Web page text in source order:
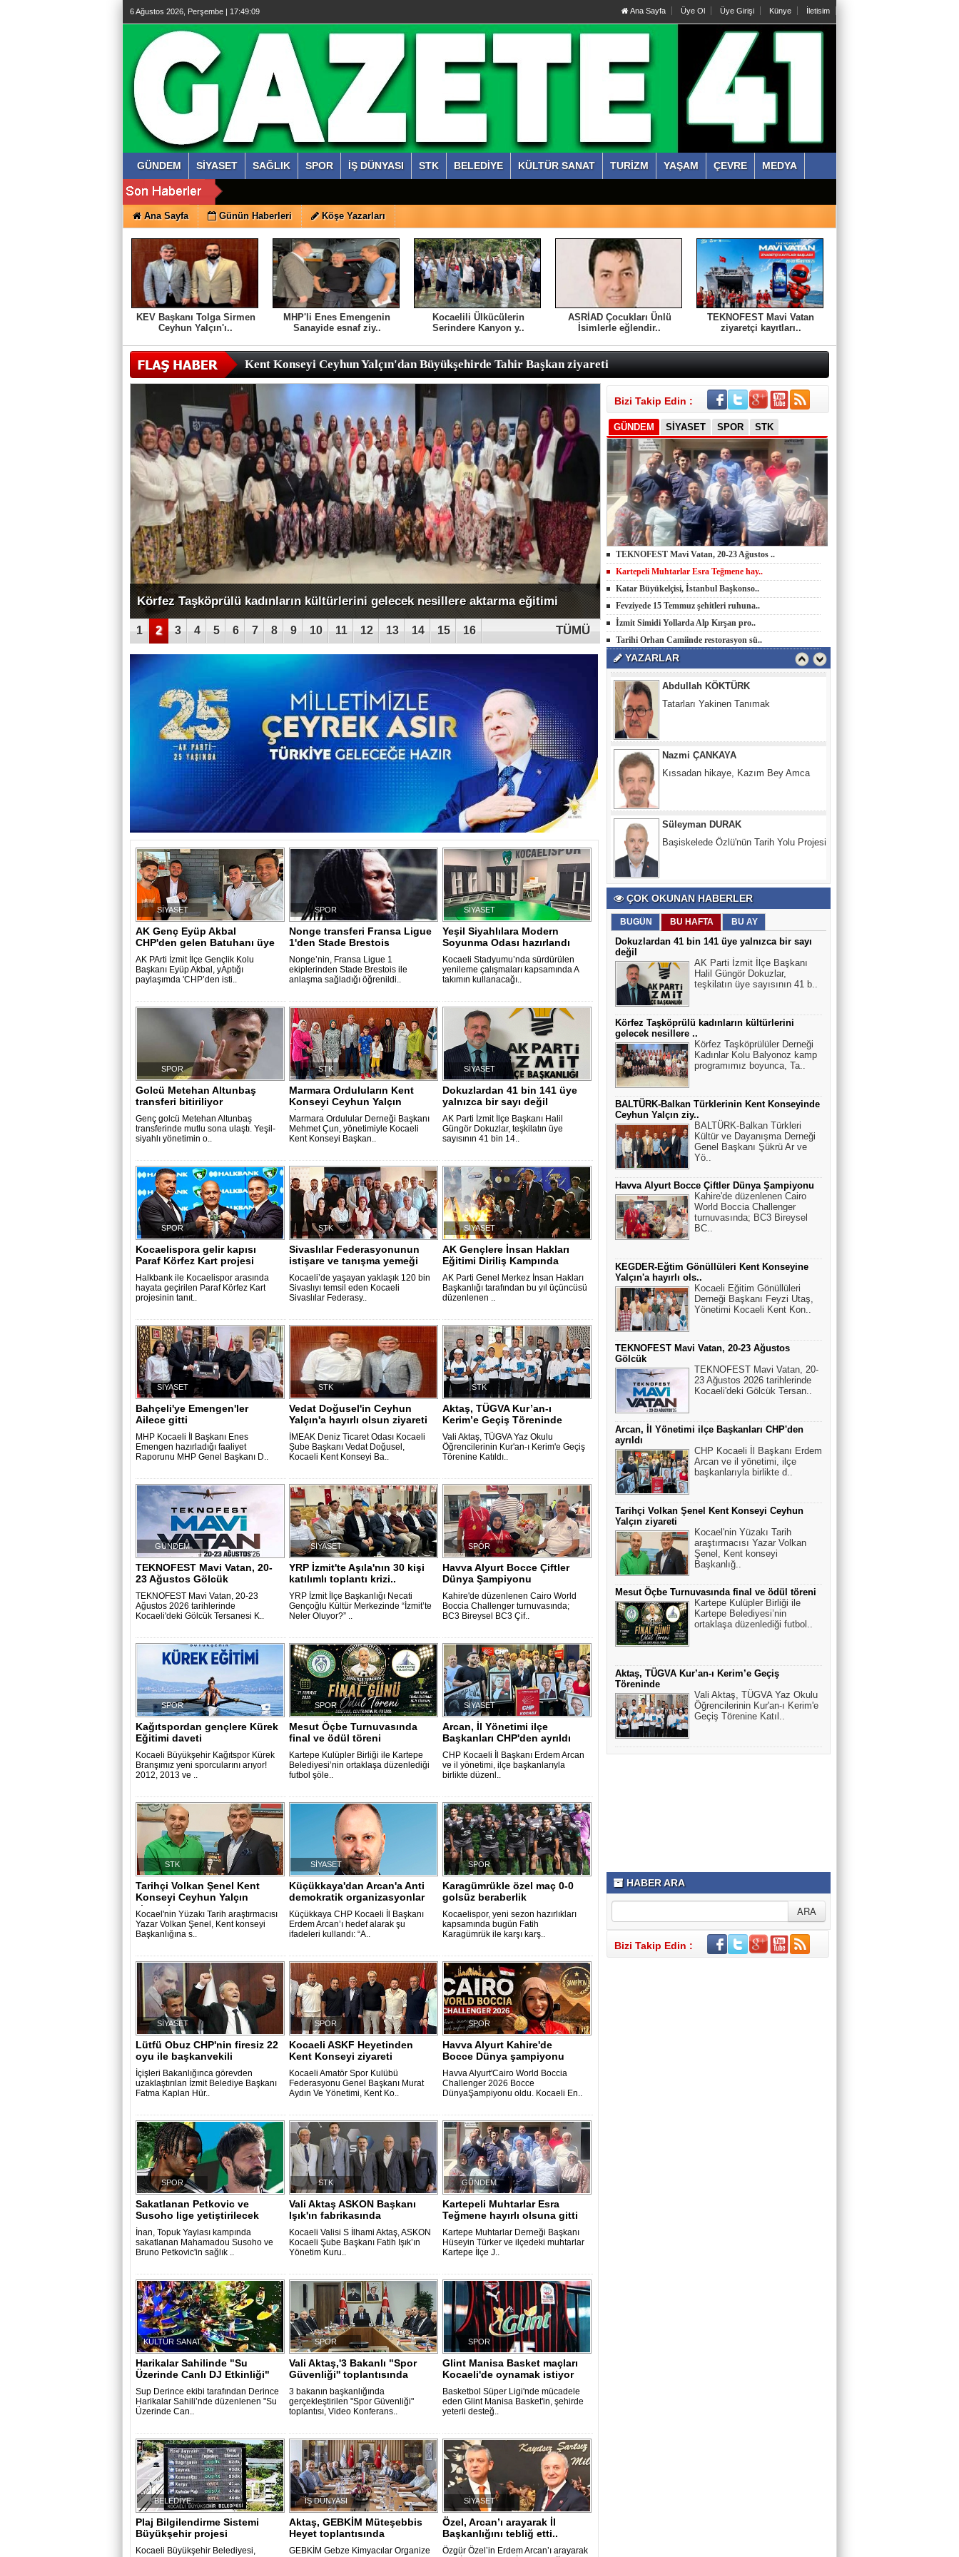
6 Ağustos 2026, Perşembe | 17:49:10 Ana Sayfa Üye Ol Üye Girişi Künye İletisim
GÜNDEM SİYASET SAĞLIK SPOR İŞ DÜNYASI STK BELEDİYE KÜLTÜR SANAT TURİZM YAŞAM ÇEVRE MEDYA
Ana Sayfa Günün Haberleri Köşe Yazarları
KEV Başkanı Tolga Sirmen
Ceyhun Yalçın'ı..
MHP'li Enes Emengenin
Sanayide esnaf ziy..
Kocaelili Ülkücülerin
Serindere Kanyon y..
ASRİAD Çocukları Ünlü
İsimlerle eğlendir..
TEKNOFEST Mavi Vatan
ziyaretçi kayıtları..
Kent Konseyi Ceyhun Yalçın'dan Büyükşehirde Tahir Başkan ziyareti
AK Kadınların Başkanları Özdemir ve Atabay Tepeköy Kadın Meclisinde
TÜMÜ
1 2 3 4 5 6 7 8 9 10 11 12 13 14 15 16
Bizi Takip Edin :
GÜNDEM SİYASET SPOR STK
TEKNOFEST Mavi Vatan, 20-23 Ağustos ..
Kartepeli Muhtarlar Esra Teğmene hay..
Katar Büyükelçisi, İstanbul Başkonso..
Fevziyede 15 Temmuz şehitleri ruhuna..
İzmit Simidi Yollarda Alp Kırşan pro..
Tarihi Orhan Camiinde restorasyon sü..
YAZARLAR
Abdullah KÖKTÜRK
Tatarları Yakinen Tanımak
Nazmi ÇANKAYA
Kıssadan hikaye, Kazım Bey Amca
Süleyman DURAK
Başiskelede Özlü'nün Tarih Yolu Projesi
Volkan ŞENEL Tarihçi-Yazar
Atatürk'ün Derince'deki Arkadaşı Cevat
Abbas Bey
Abdullah KÖKTÜRK
Tatarları Yakinen Tanımak
Nazmi ÇANKAYA
Kıssadan hikaye, Kazım Bey Amca
Süleyman DURAK
Başiskelede Özlü'nün Tarih Yolu Projesi
ÇOK OKUNAN HABERLER
BUGÜN BU HAFTA BU AY
Dokuzlardan 41 bin 141 üye yalnızca bir sayı
değil
AK Parti İzmit İlçe Başkanı
Halil Güngör Dokuzlar,
teşkilatın üye sayısının 41 b..
Körfez Taşköprülü kadınların kültürlerini
gelecek nesillere ..
Körfez Taşköprülüler Derneği
Kadınlar Kolu Balyonoz kamp
programımız boyunca, Ta..
BALTÜRK-Balkan Türklerinin Kent Konseyinde
Ceyhun Yalçın ziy..
BALTÜRK-Balkan Türkleri
Kültür ve Dayanışma Derneği
Genel Başkanı Şükrü Ar ve
Yö..
Havva Alyurt Bocce Çiftler Dünya Şampiyonu
Kahire'de düzenlenen Cairo
World Boccia Challenger
turnuvasında; BC3 Bireysel
BC..
KEGDER-Eğtim Gönüllüleri Kent Konseyine
Yalçın'a hayırlı ols..
Kocaeli Eğitim Gönüllüleri
Derneği Başkanı Feyzi Utaş,
Yönetimi Kocaeli Kent Kon..
TEKNOFEST Mavi Vatan, 20-23 Ağustos
Gölcük
TEKNOFEST Mavi Vatan, 20-
23 Ağustos 2026 tarihlerinde
Kocaeli'deki Gölcük Tersan..
Arcan, İl Yönetimi ilçe Başkanları CHP'den
ayrıldı
CHP Kocaeli İl Başkanı Erdem
Arcan ve il yönetimi, ilçe
başkanlarıyla birlikte d..
Tarihçi Volkan Şenel Kent Konseyi Ceyhun
Yalçın ziyareti
Kocael'nin Yüzakı Tarih
araştırmacısı Yazar Volkan
Şenel, Kent konseyi
Başkanlığ..
Mesut Öçbe Turnuvasında final ve ödül töreni
Kartepe Kulüpler Birliği ile
Kartepe Belediyesi’nin
ortaklaşa düzenlediği futbol..
Aktaş, TÜGVA Kur’an-ı Kerim’e Geçiş
Töreninde
Vali Aktaş, TÜGVA Yaz Okulu
Öğrencilerinin Kur'an-ı Kerim'e
Geçiş Törenine Katıl..
HABER ARA
Bizi Takip Edin :
AK Genç Eyüp Akbal
CHP'den gelen Batuhanı üye
yaptı
AK PArti İzmit İlçe Gençlik Kolu
Başkanı Eyüp Akbal, yAptığı
paylaşımda 'CHP’den isti..
SİYASET
Nonge transferi Fransa Ligue
1'den Stade Brestois
Nonge’nin, Fransa Ligue 1
ekiplerinden Stade Brestois ile
anlaşma sağladığı öğrenildi..
SPOR
Yeşil Siyahlılara Modern
Soyunma Odası hazırlandı
Kocaeli Stadyumu’nda sürdürülen
yenileme çalışmaları kapsamında A
takımın kullanacağı..
SİYASET
Golcü Metehan Altunbaş
transferi bitiriliyor
Genç golcü Metehan Altunbaş
transferinde mutlu sona ulaştı. Yeşil-
siyahlı yönetimin o..
SPOR
Marmara Orduluların Kent
Konseyi Ceyhun Yalçın
ziyareti
Marmara Ordulular Derneği Başkanı
Mehmet Çun, yönetimiyle Kocaeli
Kent Konseyi Başkan..
STK
Dokuzlardan 41 bin 141 üye
yalnızca bir sayı değil
AK Parti İzmit İlçe Başkanı Halil
Güngör Dokuzlar, teşkilatın üye
sayısının 41 bin 14..
SİYASET
Kocaelispora gelir kapısı
Paraf Körfez Kart projesi
Halkbank ile Kocaelispor arasında
hayata geçirilen Paraf Körfez Kart
projesinin tanıt..
SPOR
Sivaslılar Federasyonunun
istişare ve tanışma yemeği
Kocaeli’de yaşayan yaklaşık 120 bin
Sivaslıyı temsil eden Kocaeli
Sivaslılar Federasy..
STK
AK Gençlere İnsan Hakları
Eğitimi Diriliş Kampında
AK Parti Genel Merkez İnsan Hakları
Başkanlığı tarafından bu yıl üçüncüsü
düzenlenen ..
SİYASET
Bahçeli'ye Emengen'ler
Ailece gitti
MHP Kocaeli İl Başkanı Enes
Emengen hazırladığı faaliyet
Raporunu MHP Genel Başkanı D..
SİYASET
Vedat Doğusel'in Ceyhun
Yalçın'a hayırlı olsun ziyareti
İMEAK Deniz Ticaret Odası Kocaeli
Şube Başkanı Vedat Doğusel,
Kocaeli Kent Konseyi Ba..
STK
Aktaş, TÜGVA Kur’an-ı
Kerim’e Geçiş Töreninde
Vali Aktaş, TÜGVA Yaz Okulu
Öğrencilerinin Kur'an-ı Kerim'e Geçiş
Törenine Katıldı..
STK
TEKNOFEST Mavi Vatan, 20-
23 Ağustos Gölcük
TEKNOFEST Mavi Vatan, 20-23
Ağustos 2026 tarihlerinde
Kocaeli'deki Gölcük Tersanesi K..
GÜNDEM
YRP İzmit'te Aşıla'nın 30 kişi
katılımlı toplantı krizi..
YRP İzmit İlçe Başkanlığı Necati
Gençoğlu Kültür Merkezinde “İzmit’te
Neler Oluyor?” ..
SİYASET
Havva Alyurt Bocce Çiftler
Dünya Şampiyonu
Kahire'de düzenlenen Cairo World
Boccia Challenger turnuvasında;
BC3 Bireysel BC3 Çif..
SPOR
Kağıtspordan gençlere Kürek
Eğitimi daveti
Kocaeli Büyükşehir Kağıtspor Kürek
Branşımız yeni sporcularını arıyor!
2012, 2013 ve ..
SPOR
Mesut Öçbe Turnuvasında
final ve ödül töreni
Kartepe Kulüpler Birliği ile Kartepe
Belediyesi’nin ortaklaşa düzenlediği
futbol şöle..
SPOR
Arcan, İl Yönetimi ilçe
Başkanları CHP'den ayrıldı
CHP Kocaeli İl Başkanı Erdem Arcan
ve il yönetimi, ilçe başkanlarıyla
birlikte düzenl..
SİYASET
Tarihçi Volkan Şenel Kent
Konseyi Ceyhun Yalçın
ziyareti
Kocael'nin Yüzakı Tarih araştırmacısı
Yazar Volkan Şenel, Kent konseyi
Başkanlığına s..
STK
Küçükkaya'dan Arcan'a Anti
demokratik organizasyonlar
Küçükkaya CHP Kocaeli İl Başkanı
Erdem Arcan’ı hedef alarak şu
ifadeleri kullandı: “A..
SİYASET
Karagümrükle özel maç 0-0
golsüz beraberlik
Kocaelispor, yeni sezon hazırlıkları
kapsamında bugün Fatih
Karagümrük ile karşı karş..
SPOR
Lütfü Obuz CHP'nin firesiz 22
oyu ile başkanvekili
İçişleri Bakanlığınca görevden
uzaklaştırılan İzmit Belediye Başkanı
Fatma Kaplan Hür..
SİYASET
Kocaeli ASKF Heyetinden
Kent Konseyi ziyareti
Kocaeli Amatör Spor Kulübü
Federasyonu Genel Başkanı Murat
Aydın Ve Yönetimi, Kent Ko..
SPOR
Havva Alyurt Kahire'de
Bocce Dünya şampiyonu
Havva Alyurt'Cairo World Boccia
Challenger 2026 Bocce
DünyaŞampiyonu oldu. Kocaeli En..
SPOR
Sakatlanan Petkovic ve
Susoho lige yetiştirilecek
İnan, Topuk Yaylası kampında
sakatlanan Mahamadou Susoho ve
Bruno Petkovic'in sağlık ..
SPOR
Vali Aktaş ASKON Başkanı
Işık'ın fabrikasında
Kocaeli Valisi S İlhami Aktaş, ASKON
Kocaeli Şube Başkanı Fatih Işık’ın
Yönetim Kuru..
STK
Kartepeli Muhtarlar Esra
Teğmene hayırlı olsuna gitti
Kartepe Muhtarlar Derneği Başkanı
Hüseyin Türker ve ilçedeki muhtarlar
Kartepe İlçe J..
GÜNDEM
Harikalar Sahilinde "Su
Üzerinde Canlı DJ Etkinliği"
Sup Derince ekibi tarafından Derince
Harikalar Sahili’nde düzenlenen "Su
Üzerinde Can..
KÜLTÜR SANAT
Vali Aktaş,'3 Bakanlı "Spor
Güvenliği'' toplantısında
3 bakanın başkanlığında
gerçekleştirilen "Spor Güvenliği"
toplantısı, Video Konferans..
SPOR
Glint Manisa Basket maçları
Kocaeli'de oynamak istiyor
Basketbol Süper Ligi'nde mücadele
eden Glint Manisa Basket'in, şehirde
yeterli desteğ..
SPOR
Plaj Bilgilendirme Sistemi
Büyükşehir projesi
Kocaeli Büyükşehir Belediyesi,
BELEDİYE
Aktaş, GEBKİM Müteşebbis
Heyet toplantısında
GEBKİM Gebze Kimyacılar Organize
İŞ DÜNYASI
Özel, Arcan’ı arayarak İl
Başkanlığını tebliğ etti..
Özgür Özel’in Erdem Arcan’ı arayarak
SİYASET